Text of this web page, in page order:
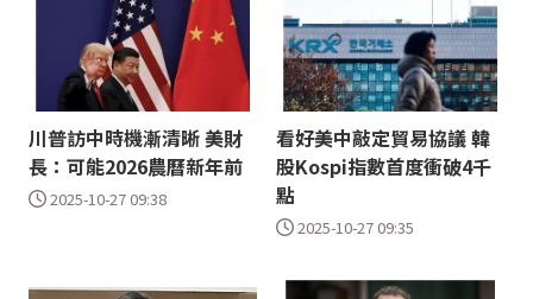
川普訪中時機漸清晰 美財
長：可能2026農曆新年前
2025-10-27 09:38
看好美中敲定貿易協議 韓
股Kospi指數首度衝破4千
點
2025-10-27 09:35